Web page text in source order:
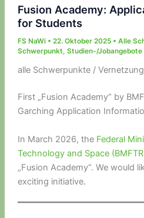
Fusion Academy:
for Students
FS NaWi • 22. Oktober 2025 • Alle
Schwerpunkt, Studien-/Jobangebote
alle Schwerpunkte /
First „Fusion Academy“ by
Garching Application
In March 2026, the Federal
Technology and Space
„Fusion Academy“. We would
exciting initiative.